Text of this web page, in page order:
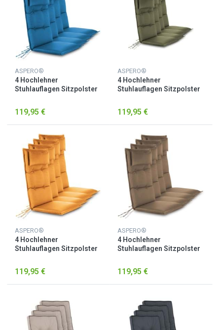
ASPERO®
4 Hochlehner
Stuhlauflagen Sitzpolster
119,95 €
ASPERO®
4 Hochlehner
Stuhlauflagen Sitzpolster
119,95 €
ASPERO®
4 Hochlehner
Stuhlauflagen Sitzpolster
119,95 €
ASPERO®
4 Hochlehner
Stuhlauflagen Sitzpolster
119,95 €